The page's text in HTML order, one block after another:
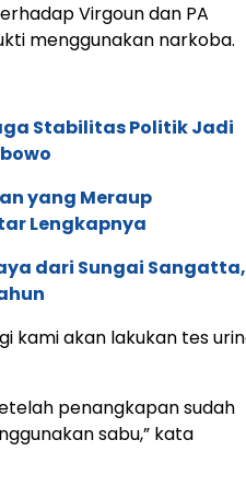
Virgoun dan PA
menggunakan narkoba.
Stabilitas Politik Jadi
yang Meraup
Lengkapnya
dari Sungai Sangatta,
kami akan lakukan tes
penangkapan sudah
sabu,” kata